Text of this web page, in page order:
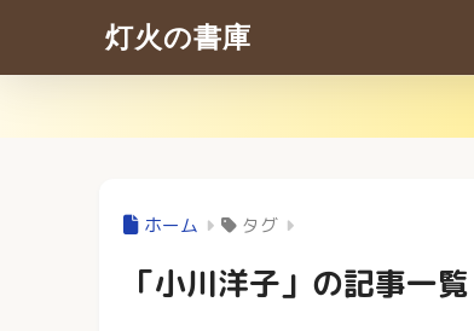
灯火の書庫
ホーム タグ
「小川洋子」の記事一覧